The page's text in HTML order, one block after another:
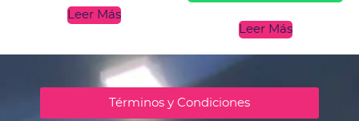
Leer Más
Leer Más
Términos y Condiciones